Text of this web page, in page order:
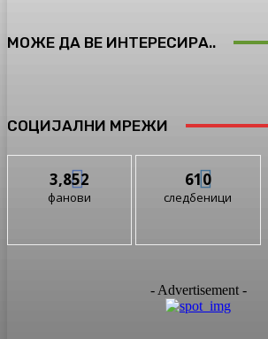
МОЖЕ ДА ВЕ ИНТЕРЕСИРА..
СОЦИЈАЛНИ МРЕЖИ
3,852
фанови
610
следбеници
- Advertisement -